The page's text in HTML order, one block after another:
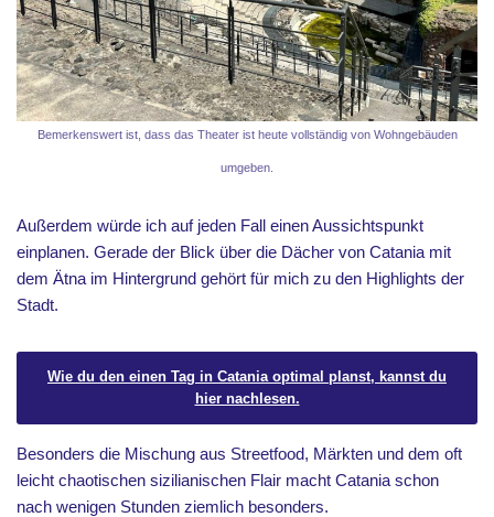
Bemerkenswert ist, dass das Theater ist heute vollständig von Wohngebäuden
umgeben.
Außerdem würde ich auf jeden Fall einen Aussichtspunkt
einplanen. Gerade der Blick über die Dächer von Catania mit
dem Ätna im Hintergrund gehört für mich zu den Highlights der
Stadt.
Wie du den einen Tag in Catania optimal planst, kannst du
hier nachlesen.
Besonders die Mischung aus Streetfood, Märkten und dem oft
leicht chaotischen sizilianischen Flair macht Catania schon
nach wenigen Stunden ziemlich besonders.